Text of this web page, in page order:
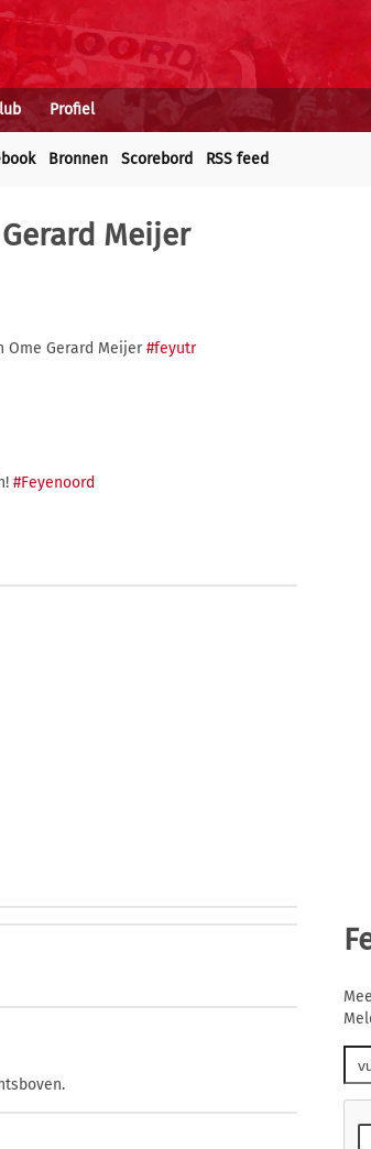
Profiel
Bronnen Scorebord RSS feed
Meijer
Ome Gerard Meijer#feyutr
#Feyenoord